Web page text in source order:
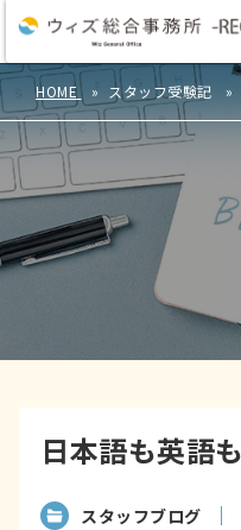
HOME スタッフ受験記
日本語も英語
スタッフブログ